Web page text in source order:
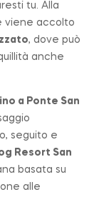
tu. Alla
viene accolto
, dove può
anche
a Ponte San
seguito e
Resort San
basata su
alle